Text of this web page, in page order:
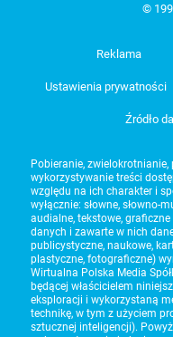
©
Reklama
Ustawienia prywatności
Źródło
Pobieranie,
wykorzystywanie treści
względu na ich charakter i
wyłącznie: słowne, słowno-
audialne, tekstowe,
danych i zawarte w nich
publicystyczne, naukowe,
plastyczne, fotograficzne)
Wirtualna Polska Media
będącej właścicielem
eksploracji i wykorzystaną
technikę, w tym z użyciem
sztucznej inteligencji).